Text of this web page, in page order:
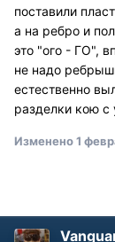
поставили
а на ребро и
это "ого - ГО",
не надо
естественно
разделки кою с
Изменено1